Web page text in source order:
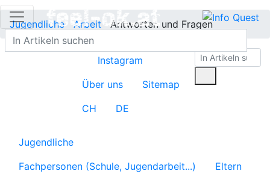
Jugendliche Arbeit Antworten und Fragen
Instagram
Über uns
Sitemap
CH
DE
Jugendliche
Fachpersonen (Schule, Jugendarbeit...)
Eltern